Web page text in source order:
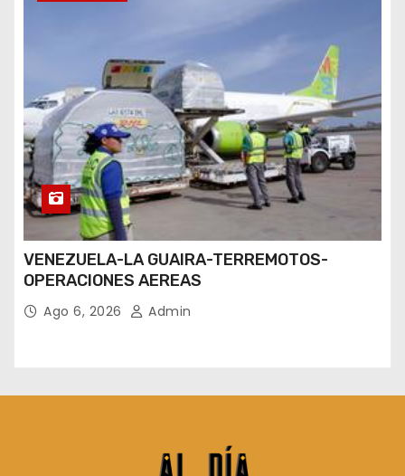
VENEZUELA-LA GUAIRA-TERREMOTOS-
OPERACIONES AEREAS
Ago 6, 2026 Admin